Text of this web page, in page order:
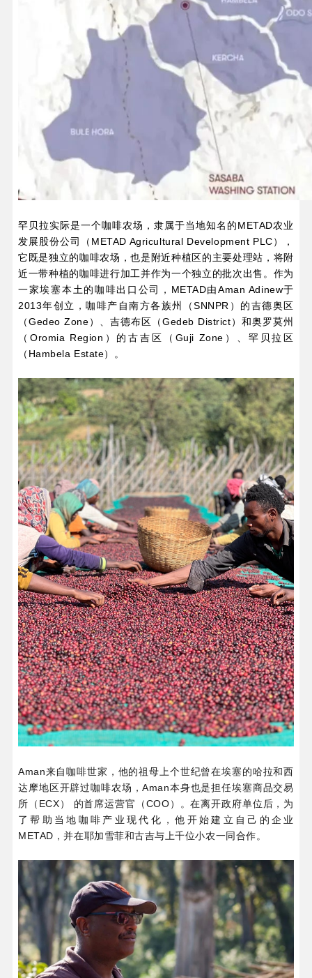
罕贝拉实际是一个咖啡农场，隶属于当地知名的METAD农业
发展股份公司（METAD Agricultural Development PLC），
它既是独立的咖啡农场，也是附近种植区的主要处理站，将附
近一带种植的咖啡进行加工并作为一个独立的批次出售。作为
一家埃塞本土的咖啡出口公司，METAD由Aman Adinew于
2013年创立，咖啡产自南方各族州（SNNPR）的吉德奥区
（Gedeo Zone）、吉德布区（Gedeb District）和奥罗莫州
（Oromia Region）的古吉区（Guji Zone）、罕贝拉区
（Hambela Estate）。
Aman来自咖啡世家，他的祖母上个世纪曾在埃塞的哈拉和西
达摩地区开辟过咖啡农场，Aman本身也是担任埃塞商品交易
所（ECX） 的首席运营官（COO）。在离开政府单位后，为
了帮助当地咖啡产业现代化，他开始建立自己的企业
METAD，并在耶加雪菲和古吉与上千位小农一同合作。